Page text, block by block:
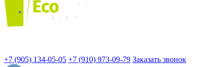
+7 (905) 134-05-05 +7 (910) 973-09-79 Заказать звонок